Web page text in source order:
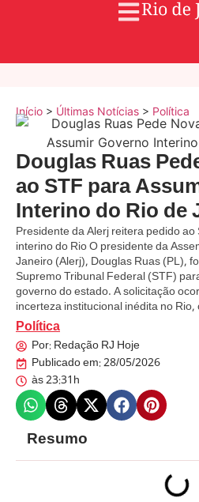
Início > Últimas Notícias > Política
Douglas Ruas
ao STF para
Interino do Rio de
Presidente da Alerj reitera pedido
interino do Rio O presidente da
Janeiro (Alerj), Douglas Ruas (PL),
Supremo Tribunal Federal (STF)
governo do estado. A solicitação
incerteza institucional inédita no
Política
Por: Redação RJ Hoje
Publicado em:28/05/2026
às23:31h
Resumo